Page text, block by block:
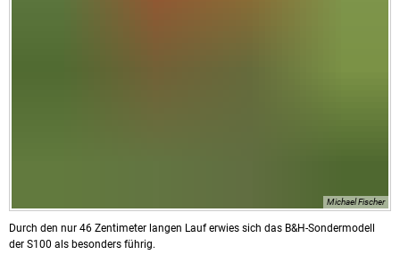
Michael Fischer
Durch den nur 46 Zentimeter langen Lauf erwies sich das B&H-Sondermodell
der S100 als besonders führig.